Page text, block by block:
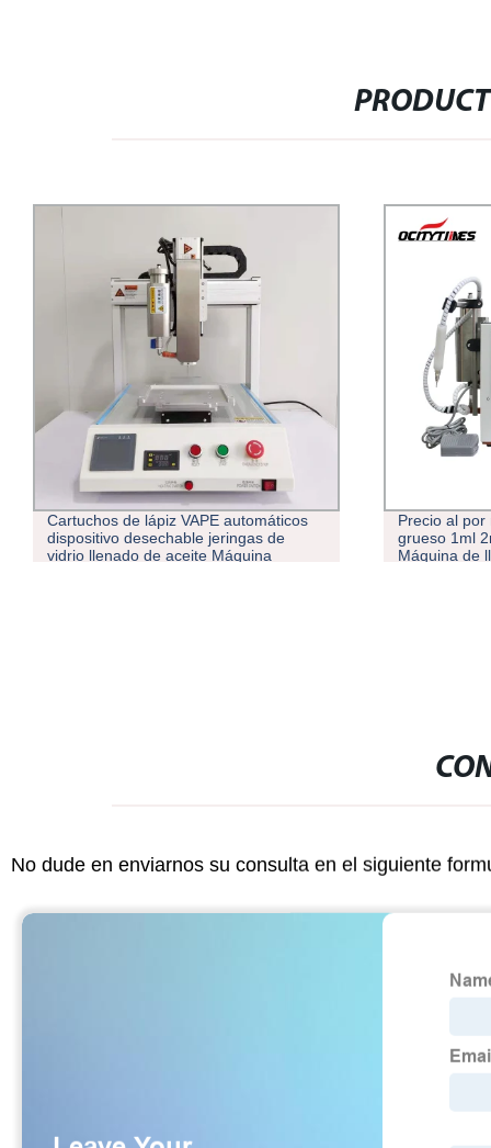
Cartuchos de lápiz VAPE automáticos
dispositivo desechable jeringas de
vidrio llenado de aceite Máquina
Precio al por
grueso 1ml
Máquina de
No dude en enviarnos su consulta en el siguiente